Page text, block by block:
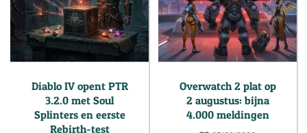
Diablo IV opent PTR
3.2.0 met Soul
Splinters en eerste
Rebirth-test
Overwatch 2 plat op
2 augustus: bijna
4.000 meldingen